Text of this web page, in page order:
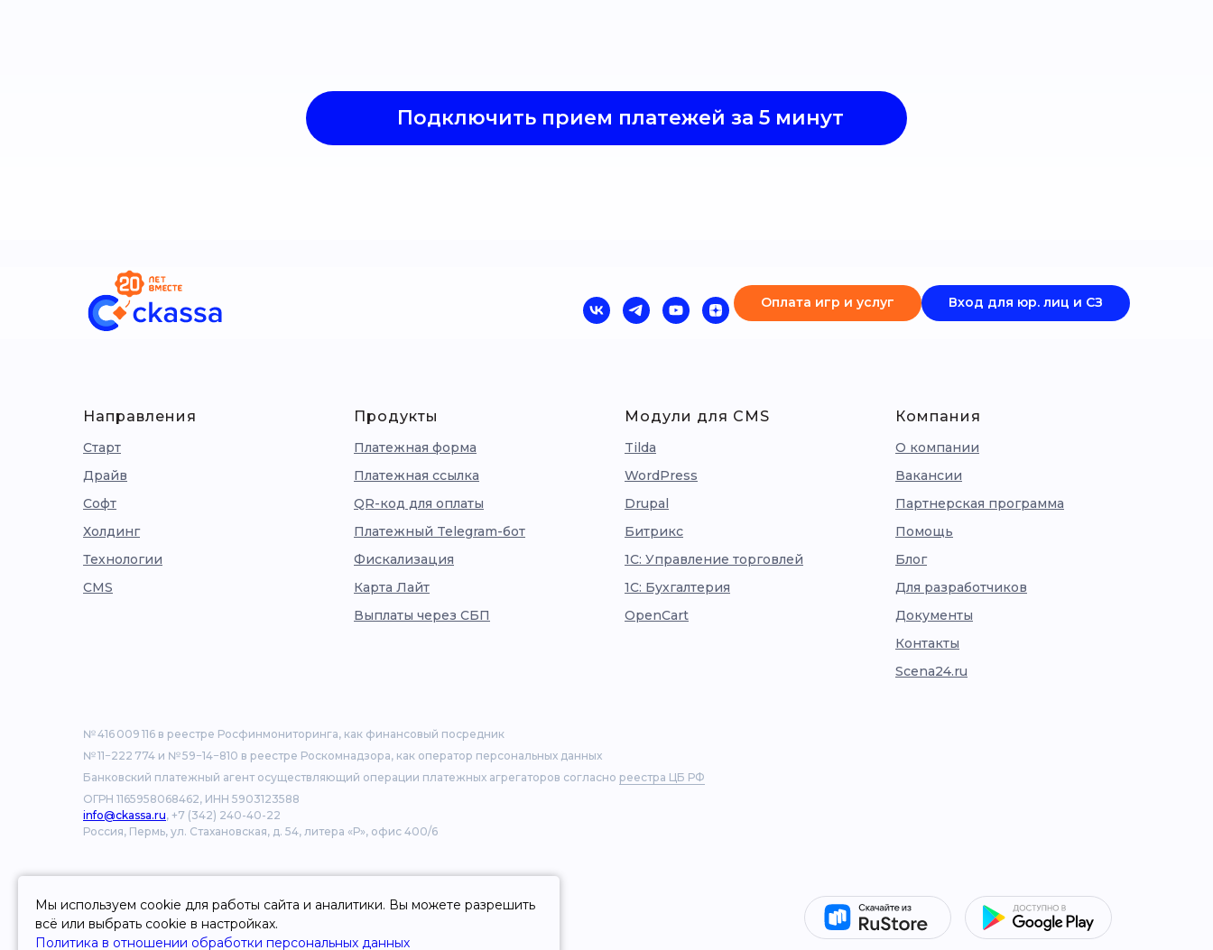
Подключить прием платежей за 5 минут
Оплата игр и услуг Вход для юр. лиц и СЗ
Направления
Старт
Драйв
Софт
Холдинг
Технологии
CMS
Продукты
Платежная форма
Платежная ссылка
QR-код для оплаты
Платежный Telegram-бот
Фискализация
Карта Лайт
Выплаты через СБП
Модули для CMS
Tilda
WordPress
Drupal
Битрикс
1С: Управление торговлей
1С: Бухгалтерия
OpenCart
Компания
О компании
Вакансии
Партнерская программа
Помощь
Блог
Для разработчиков
Документы
Контакты
Scena24.ru
№ 416 009 116 в реестре Росфинмониторинга, как финансовый посредник
№ 11−222 774 и № 59−14−810 в реестре Роскомнадзора, как оператор персональных данных
Банковский платежный агент осуществляющий операции платежных агрегаторов согласно реестра ЦБ РФ
© 2006-2026 ООО «Центральная касса»
Политика обработки персональных данных
ОГРН 1165958068462, ИНН 5903123588
info@ckassa.ru, +7 (342) 240-40-22
Россия, Пермь, ул. Стахановская, д. 54, литера «Р», офис 400/6
Мы используем cookie для работы сайта и аналитики. Вы можете разрешить
всё или выбрать cookie в настройках.
Политика в отношении обработки персональных данных